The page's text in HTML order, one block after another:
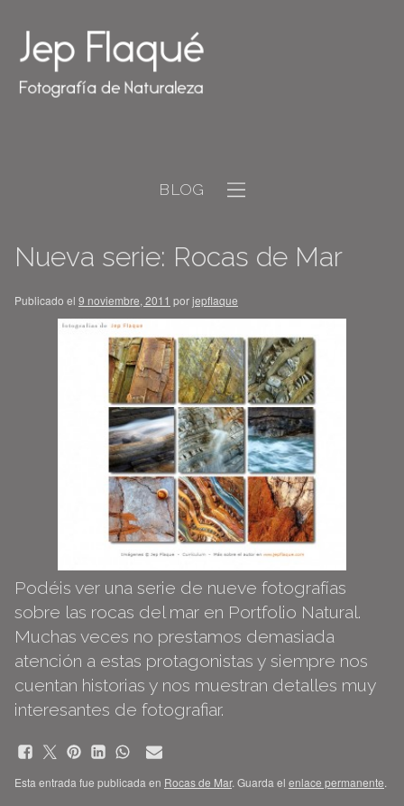
BLOG
Nueva serie: Rocas de Mar
Publicado el 9 noviembre, 2011 porjepflaque
Podéis ver una serie de nueve fotografías
sobre las rocas del mar en Portfolio Natural.
Muchas veces no prestamos demasiada
atención a estas protagonistas y siempre nos
cuentan historias y nos muestran detalles muy
interesantes de fotografiar.
Esta entrada fue publicada en Rocas de Mar. Guarda el enlace permanente.